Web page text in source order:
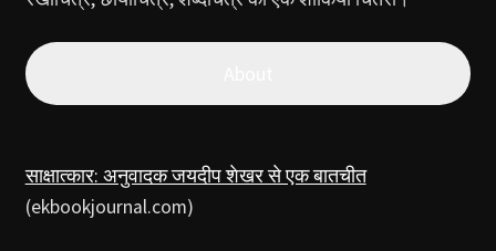
साक्षात्कार: अनुवादक जयदीप शेखर से एक बातचीत
(ekbookjournal.com)